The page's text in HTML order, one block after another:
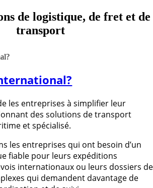
de logistique, de fret et de
transport
les entreprises à simplifier leur
des solutions de transport
et spécialisé.
les entreprises qui ont besoin d’un
fiable pour leurs expéditions
internationaux ou leurs dossiers de
qui demandent davantage de